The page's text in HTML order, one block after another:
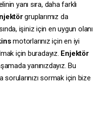
yanı sıra, daha farklı
gruplarımız da
işiniz için en uygun olanı
motorlarınız için en iyi
için buradayız. Enjektör
yanınızdayız. Bu
sormak için bize